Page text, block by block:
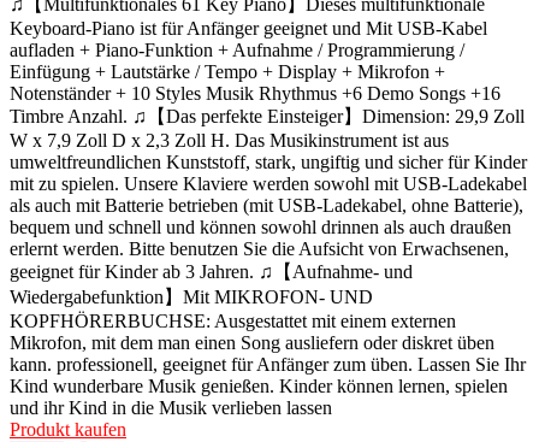
♫【Multifunktionales 61 Key Piano】Dieses multifunktionale
Keyboard-Piano ist für Anfänger geeignet und Mit USB-Kabel
aufladen + Piano-Funktion + Aufnahme / Programmierung /
Einfügung + Lautstärke / Tempo + Display + Mikrofon +
Notenständer + 10 Styles Musik Rhythmus +6 Demo Songs +16
Timbre Anzahl. ♫【Das perfekte Einsteiger】Dimension: 29,9 Zoll
W x 7,9 Zoll D x 2,3 Zoll H. Das Musikinstrument ist aus
umweltfreundlichen Kunststoff, stark, ungiftig und sicher für Kinder
mit zu spielen. Unsere Klaviere werden sowohl mit USB-Ladekabel
als auch mit Batterie betrieben (mit USB-Ladekabel, ohne Batterie),
bequem und schnell und können sowohl drinnen als auch draußen
erlernt werden. Bitte benutzen Sie die Aufsicht von Erwachsenen,
geeignet für Kinder ab 3 Jahren. ♫【Aufnahme- und
Wiedergabefunktion】Mit MIKROFON- UND
KOPFHÖRERBUCHSE: Ausgestattet mit einem externen
Mikrofon, mit dem man einen Song ausliefern oder diskret üben
kann. professionell, geeignet für Anfänger zum üben. Lassen Sie Ihr
Kind wunderbare Musik genießen. Kinder können lernen, spielen
und ihr Kind in die Musik verlieben lassen
Produkt kaufen